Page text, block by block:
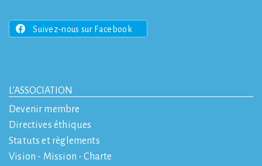
Suivez-nous sur Facebook
L’ASSOCIATION
Devenir membre
Directives éthiques
Statuts et règlements
Vision - Mission - Charte